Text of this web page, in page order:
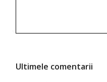
Ultimele comentarii